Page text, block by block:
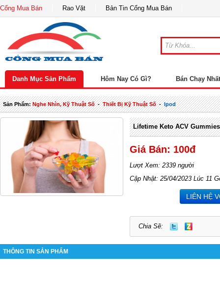
Cổng Mua Bán Rao Vặt Bản Tin Cổng Mua Bán
Danh Mục Sản Phẩm Hôm Nay Có Gì? Bán Chạy Nhất
Sản Phẩm:Nghe Nhìn, Kỹ Thuật Số-Thiết Bị Kỹ Thuật Số-Ipod
Lifetime Keto ACV
Giá Bán: 100đ
Lượt Xem: 2339 người
Cập Nhật: 25/04/2023 Lúc 11
LIÊN HỆ
Chia Sẽ:
THÔNG TIN SẢN PHẨM